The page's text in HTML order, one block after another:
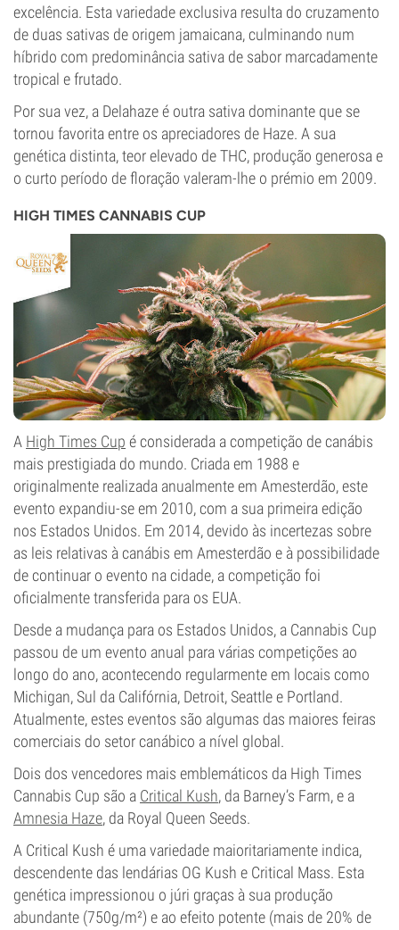
excelência. Esta variedade exclusiva resulta do cruzamento
de duas sativas de origem jamaicana, culminando num
híbrido com predominância sativa de sabor marcadamente
tropical e frutado.
Por sua vez, a Delahaze é outra sativa dominante que se
tornou favorita entre os apreciadores de Haze. A sua
genética distinta, teor elevado de THC, produção generosa e
o curto período de floração valeram-lhe o prémio em 2009.
HIGH TIMES CANNABIS CUP
A High Times Cup é considerada a competição de canábis
mais prestigiada do mundo. Criada em 1988 e
originalmente realizada anualmente em Amesterdão, este
evento expandiu-se em 2010, com a sua primeira edição
nos Estados Unidos. Em 2014, devido às incertezas sobre
as leis relativas à canábis em Amesterdão e à possibilidade
de continuar o evento na cidade, a competição foi
oficialmente transferida para os EUA.
Desde a mudança para os Estados Unidos, a Cannabis Cup
passou de um evento anual para várias competições ao
longo do ano, acontecendo regularmente em locais como
Michigan, Sul da Califórnia, Detroit, Seattle e Portland.
Atualmente, estes eventos são algumas das maiores feiras
comerciais do setor canábico a nível global.
Dois dos vencedores mais emblemáticos da High Times
Cannabis Cup são a Critical Kush, da Barney’s Farm, e a
Amnesia Haze, da Royal Queen Seeds.
A Critical Kush é uma variedade maioritariamente indica,
descendente das lendárias OG Kush e Critical Mass. Esta
genética impressionou o júri graças à sua produção
abundante (750g/m²) e ao efeito potente (mais de 20% de